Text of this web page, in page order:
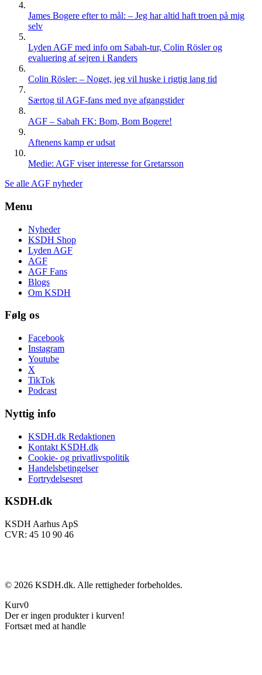
James Bogere efter to mål: – Jeg har altid haft troen på mig
selv
Lyden AGF med info om Sabah-tur, Colin Rösler og
evaluering af sejren i Randers
Colin Rösler: – Noget, jeg vil huske i rigtig lang tid
Særtog til AGF-fans med nye afgangstider
AGF – Sabah FK: Bom, Bom Bogere!
Aftenens kamp er udsat
Medie: AGF viser interesse for Gretarsson
Se alle AGF nyheder
Menu
Nyheder
KSDH Shop
Lyden AGF
AGF
AGF Fans
Blogs
Om KSDH
Følg os
Facebook
Instagram
Youtube
X
TikTok
Podcast
Nyttig info
KSDH.dk Redaktionen
Kontakt KSDH.dk
Cookie- og privatlivspolitik
Handelsbetingelser
Fortrydelsesret
KSDH.dk
KSDH Aarhus ApS
CVR: 45 10 90 46
© 2026 KSDH.dk. Alle rettigheder forbeholdes.
Kurv0
Der er ingen produkter i kurven!
Fortsæt med at handle